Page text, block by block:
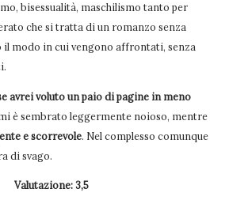
bisessualità, maschilismo tanto per
che si tratta di un romanzo senza
il modo in cui vengono affrontati, senza
avrei voluto un paio di pagine in meno
è sembrato leggermente noioso, mentre
e scorrevole. Nel complesso comunque
di svago.
Valutazione: 3,5